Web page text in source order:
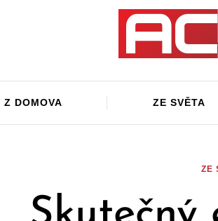
Z DOMOVA ZE SVĚTA
ZE